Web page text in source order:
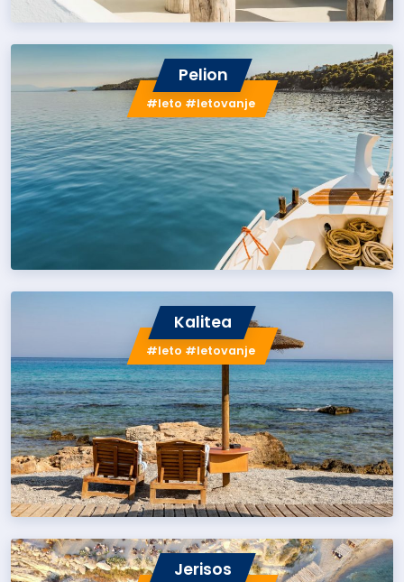
Pelion
#leto #letovanje
Kalitea
#leto #letovanje
Jerisos